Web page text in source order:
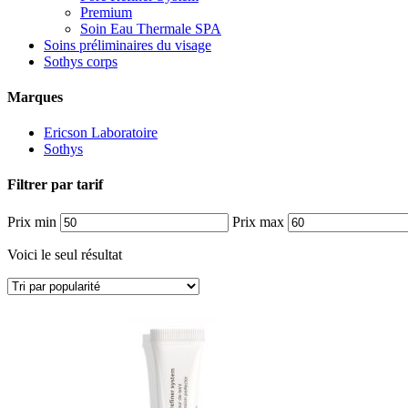
Premium
Soin Eau Thermale SPA
Soins préliminaires du visage
Sothys corps
Marques
Ericson Laboratoire
Sothys
Filtrer par tarif
Prix min Prix max
Voici le seul résultat